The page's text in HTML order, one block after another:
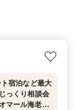
ト宿泊など最大
っくり相談会
マール海老な